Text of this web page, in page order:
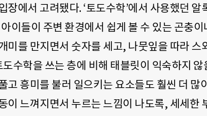
장에서 고려됐다. ‘토도수학’에서 사용했던 알
이들이 주변 환경에서 쉽게 볼 수 있는 곤충이
미를 만지면서 숫자를 세고, 나뭇잎을 따라 스
도수학을 쓰는 층에 비해 태블릿이 익숙하지
고 흥미를 불러 일으키는 요소들도 훨씬 더 많
이 느껴지면서 누르는 느낌이 나도록, 세세한